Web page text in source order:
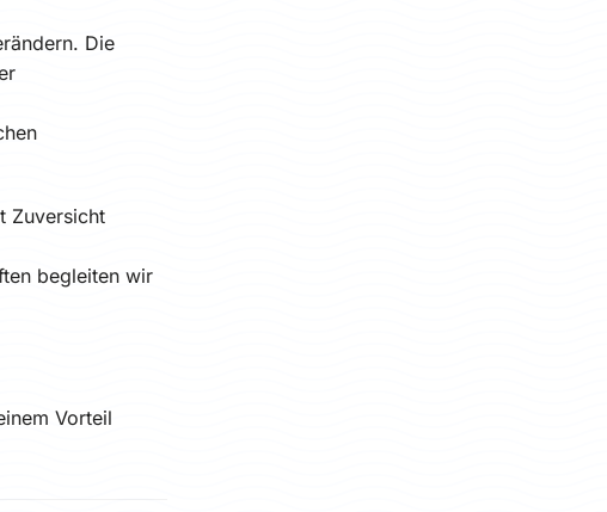
Die
Zuversicht
begleiten wir
Vorteil